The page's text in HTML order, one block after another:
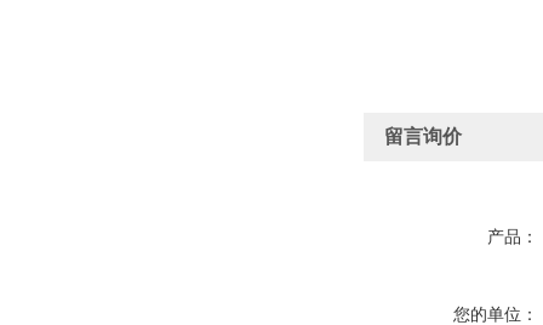
留言询价
产品：
您的单位：